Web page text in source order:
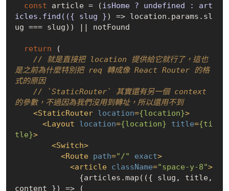
const article = (isHome ? undefined : art
icles.find(({ slug }) => location.params.sl
ug === slug)) || notFound
return (
// 就是直接把 location 提供給它就行了，這也
是之前為什麼特別把 req 轉成像 React Router 的格
式的原因
// `StaticRouter` 其實還有另一個 context
的參數，不過因為我們沒用到轉址，所以還用不到
<StaticRouter location={location}>
<Layout location={location} title={ti
tle}>
<Switch>
<Route path="/" exact>
<article className="space-y-8">
content }) => (